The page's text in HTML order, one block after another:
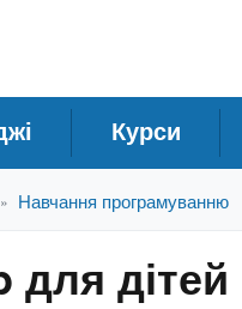
Курси
» Навчання програмуванню
дітей